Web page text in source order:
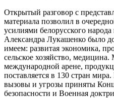
Открытый разговор с
материала позволил в
усилиями белорусского
Александра Лукашенко было
имеем: развитая экономика,
сельское хозяйство,
международной арене,
поставляется в 130 стран
вызовы и угрозы приняты
безопасности и Военная